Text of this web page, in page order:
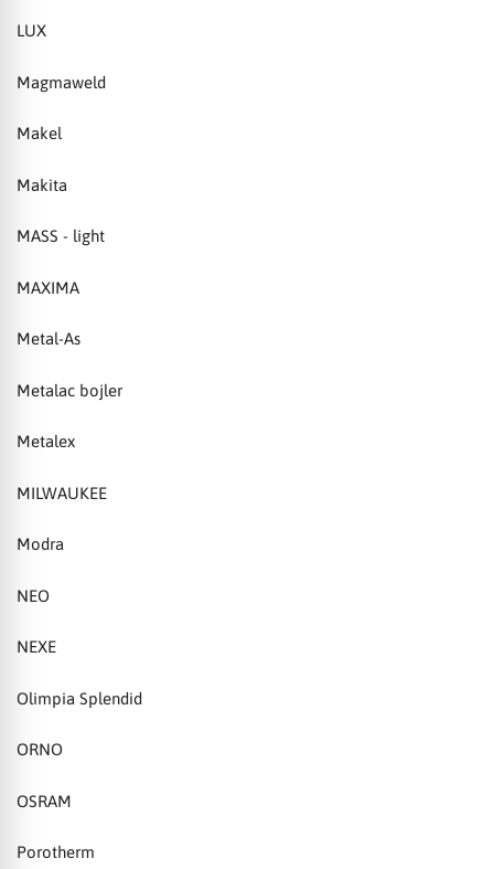
LUX
Magmaweld
Makel
Makita
MASS - light
MAXIMA
Metal-As
Metalac bojler
Metalex
MILWAUKEE
Modra
NEO
NEXE
Olimpia Splendid
ORNO
OSRAM
Porotherm